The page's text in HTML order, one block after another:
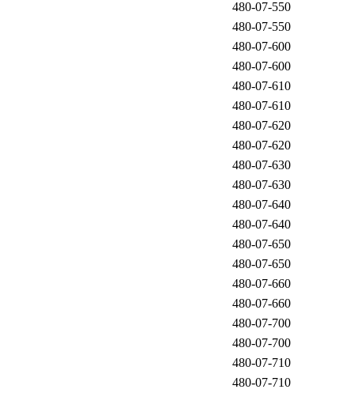
480-07-550
480-07-550
480-07-600
480-07-600
480-07-610
480-07-610
480-07-620
480-07-620
480-07-630
480-07-630
480-07-640
480-07-640
480-07-650
480-07-650
480-07-660
480-07-660
480-07-700
480-07-700
480-07-710
480-07-710